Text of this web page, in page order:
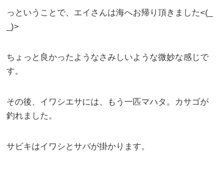
っということで、エイさんは海へお帰り頂きました<(_
_)>
ちょっと良かったようなさみしいような微妙な感じで
す。
その後、イワシエサには、もう一匹マハタ。カサゴが
釣れました。
サビキはイワシとサバが掛かります。